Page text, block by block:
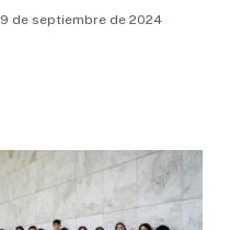
9 de septiembre de 2024